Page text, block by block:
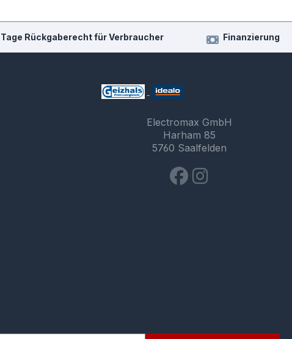
Tage Rückgaberecht für Verbraucher Finanzierung
Electromax GmbH
Harham 85
5760 Saalfelden